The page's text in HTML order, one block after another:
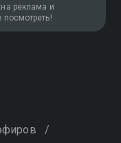
реклама и
/